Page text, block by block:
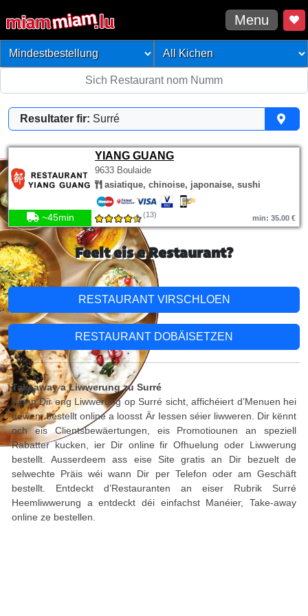
Menu
Resultater fir: Surré
YIANG GUANG
9633 Boulaide
asiatique, chinoise, japonaise, sushi
~45min (13) min: 35.00 €
Feelt eis e Restaurant?
RESTAURANT VIRSCHLOEN
RESTAURANT DOBÄISETZEN
Takeaway a Liwwerung zu Surré
Wann Dir eng Liwwerung op Surré sicht, affichéiert d’Menuen hei
uewen, bestellt online a loosst Är Iessen séier liwweren. Dir kënnt
och eis Clientsbewäertungen, eis Promotiounen an speziell
Rabatter kucken, ier Dir online fir Ofhuelung oder Liwwerung
bestellt. Ausserdeem ass eise Site gratis an Dir bezuelt de
selwechte Präis wéi wann Dir per Telefon oder am Geschäft
bestellt. Entdeckt d’Restauranten an eiser Rubrik Surré
Heemliwwerung a entdeckt déi einfachst Manéier, Take-away
online ze bestellen.